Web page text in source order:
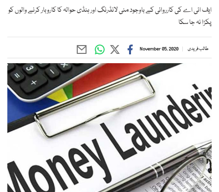
ایف ائی اے کی کارروائی کے باوجود منی لانڈرنگ اور ہنڈی حوالہ کا کاروبار کرنے والوں کو
پکڑا نہ جا سکا
طالب فریدی November 05, 2020